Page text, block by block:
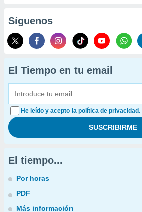
Síguenos
El Tiempo en tu email
He leído y acepto la política de privacidad.
El tiempo...
Por horas
PDF
Más información